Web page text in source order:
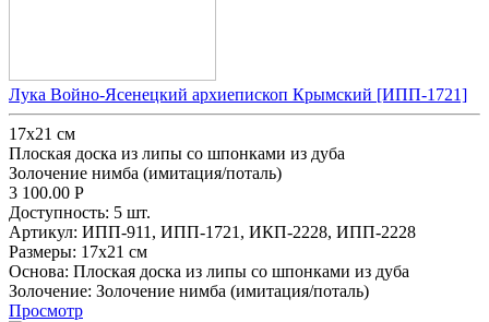
Лука Войно-Ясенецкий архиепископ Крымский [ИПП-1721]
17х21 см
Плоская доска из липы со шпонками из дуба
Золочение нимба (имитация/поталь)
3 100.00 Р
Доступность: 5 шт.
Артикул: ИПП-911, ИПП-1721, ИКП-2228, ИПП-2228
Размеры: 17х21 см
Основа: Плоская доска из липы со шпонками из дуба
Золочение: Золочение нимба (имитация/поталь)
Просмотр